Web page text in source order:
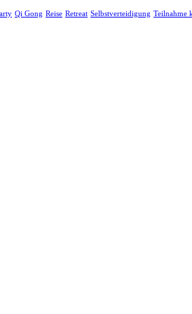
Qi Gong Reise Retreat Selbstverteidigung Teilnahme